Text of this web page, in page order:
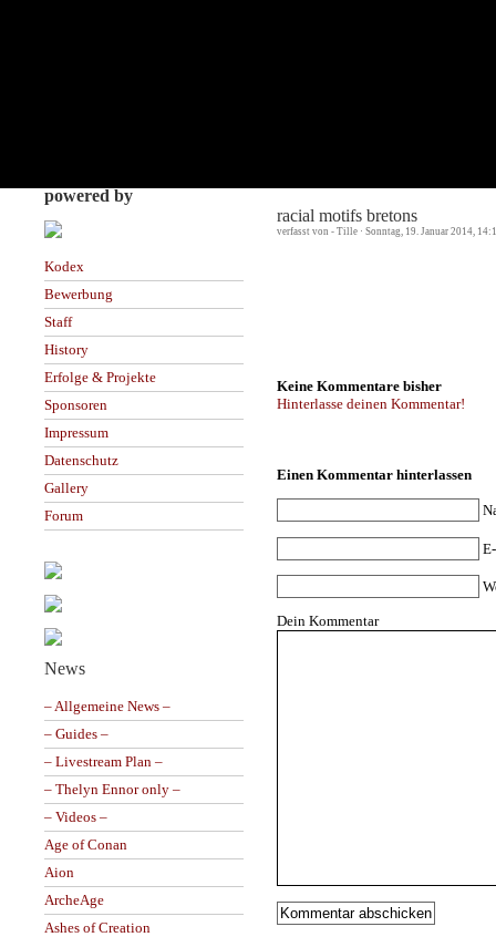
powered by
Kodex
Bewerbung
Staff
History
Erfolge & Projekte
Sponsoren
Impressum
Datenschutz
Gallery
Forum
News
– Allgemeine News –
– Guides –
– Livestream Plan –
– Thelyn Ennor only –
– Videos –
Age of Conan
Aion
ArcheAge
Ashes of Creation
racial motifs bretons
verfasst von - Tille · Sonntag, 19. Januar 2014,
Keine Kommentare bisher
Hinterlasse deinen Kommentar!
Einen Kommentar hinterlassen
Dein Kommentar